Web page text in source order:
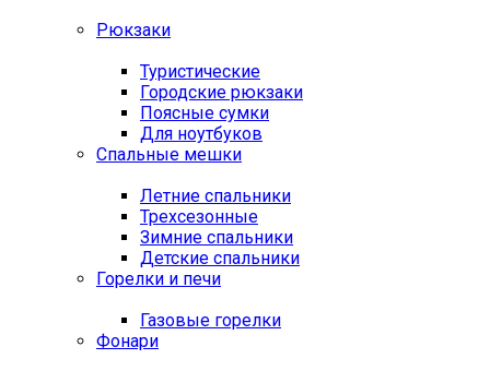
Рюкзаки
Туристические
Городские рюкзаки
Поясные сумки
Для ноутбуков
Спальные мешки
Летние спальники
Трехсезонные
Зимние спальники
Детские спальники
Горелки и печи
Газовые горелки
Фонари